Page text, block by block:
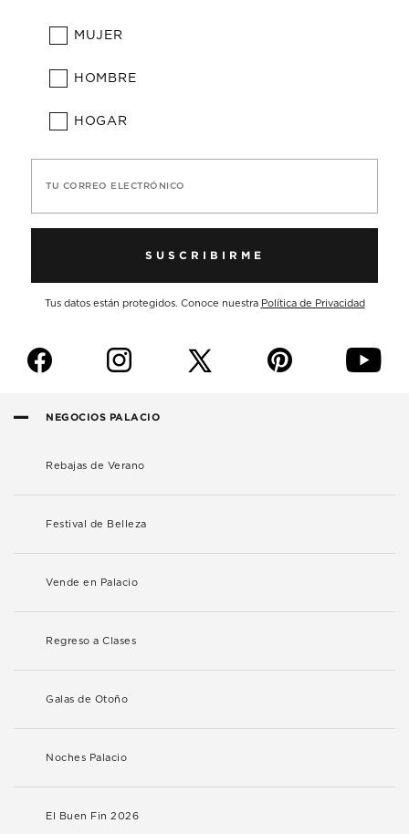
MUJER
HOMBRE
HOGAR
TU CORREO ELECTRÓNICO
SUSCRIBIRME
Tus datos están protegidos. Conoce nuestra Política de Privacidad
f i p y
NEGOCIOS PALACIO
Rebajas de Verano
Festival de Belleza
Vende en Palacio
Regreso a Clases
Galas de Otoño
Noches Palacio
El Buen Fin 2026